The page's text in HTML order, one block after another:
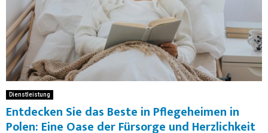
Dienstleistung
Entdecken Sie das Beste in Pflegeheimen in
Polen: Eine Oase der Fürsorge und Herzlichkeit